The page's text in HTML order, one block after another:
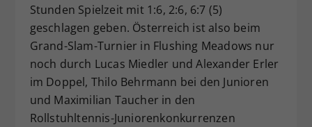
Stunden Spielzeit mit 1:6, 2:6, 6:7 (5)
geschlagen geben. Österreich ist also beim
Grand-Slam-Turnier in Flushing Meadows nur
noch durch Lucas Miedler und Alexander Erler
im Doppel, Thilo Behrmann bei den Junioren
und Maximilian Taucher in den
Rollstuhltennis-Juniorenkonkurrenzen